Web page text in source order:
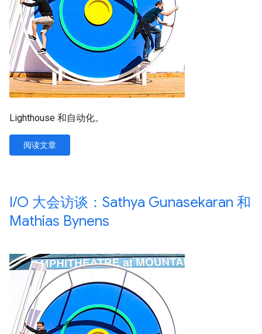
Lighthouse 和自动化。
阅读文章
I/O 大会访谈：Sathya Gunasekaran 和
Mathias Bynens